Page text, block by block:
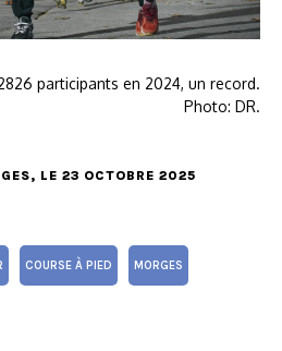
participants en 2024, un record.
Photo: DR.
, LE 23 OCTOBRE 2025
COURSE À PIED MORGES